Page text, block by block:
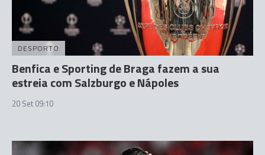
DESPORTO
Benfica e Sporting de Braga fazem a sua
estreia com Salzburgo e Nápoles
20 Set 09:10